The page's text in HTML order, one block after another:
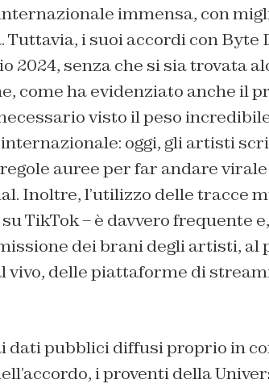
immensa, con
i suoi accordi con Byte
2024, senza che si sia trovata
come ha evidenziato anche il
visto il peso
oggi, gli artisti
auree perfar andare virale
Inoltre, l’utilizzo delle tracce
TikTok – è davvero frequente
dei brani degli artisti, al
vivo, delle piattaforme di
dati pubblici diffusi proprio in
i proventi della